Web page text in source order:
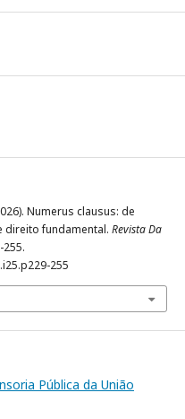
Numerus clausus: de
direito fundamental. Revista Da
255.
255
Pública da União